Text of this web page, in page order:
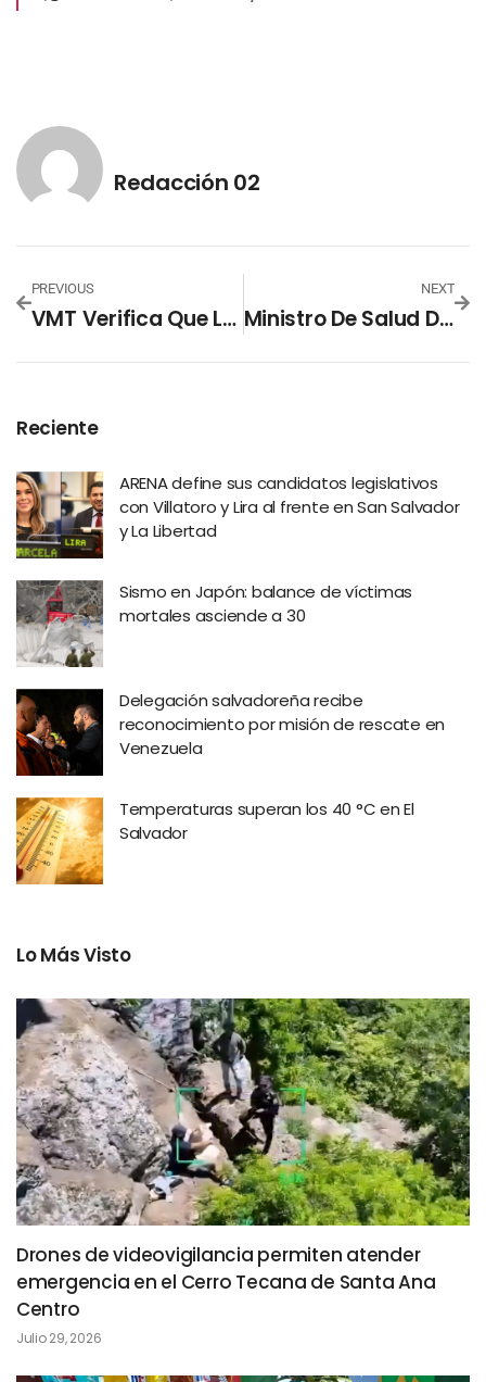
Redacción 02
PREVIOUS
VMT Verifica Que Los Protocolos De Bioseguridad Se Cumplan En El Transporte
NEXT
Ministro De Salud Destaca El Avance De El Salvador En El Manejo De La Pandemia
Reciente
ARENA define sus candidatos legislativos
con Villatoro y Lira al frente en San Salvador
y La Libertad
Sismo en Japón: balance de víctimas
mortales asciende a 30
Delegación salvadoreña recibe
reconocimiento por misión de rescate en
Venezuela
Temperaturas superan los 40 °C en El
Salvador
Lo Más Visto
Drones de videovigilancia permiten atender
emergencia en el Cerro Tecana de Santa Ana
Centro
Julio 29, 2026